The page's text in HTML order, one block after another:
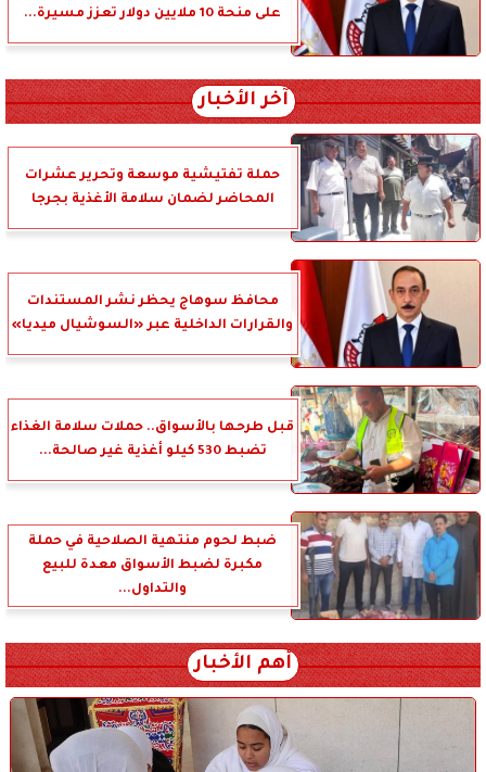
على منحة 10 ملايين دولار تعزز مسيرة...
آخر الأخبار
حملة تفتيشية موسعة وتحرير عشرات
المحاضر لضمان سلامة الأغذية بجرجا
محافظ سوهاج يحظر نشر المستندات
والقرارات الداخلية عبر «السوشيال ميديا»
قبل طرحها بالأسواق.. حملات سلامة الغذاء
تضبط 530 كيلو أغذية غير صالحة...
ضبط لحوم منتهية الصلاحية في حملة
مكبرة لضبط الأسواق معدة للبيع
والتداول...
أهم الأخبار